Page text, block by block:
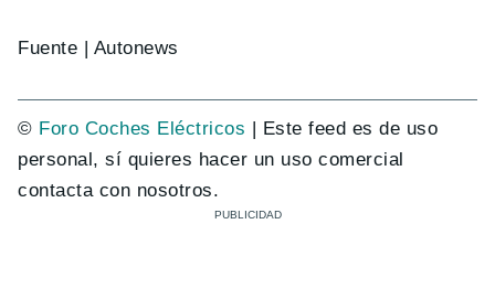
Fuente | Autonews
© Foro Coches Eléctricos | Este feed es de uso
personal, sí quieres hacer un uso comercial
contacta con nosotros.